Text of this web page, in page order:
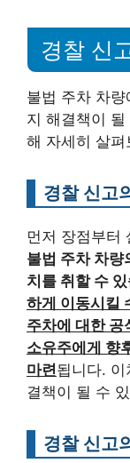
경찰 신
불법 주차 차
지 해결책이
해 자세히 살펴
경찰 신고
먼저 장점부터
불법 주차 차량
치를 취할 수
하게 이동시킬
주차에 대한 공
소유주에게 향
마련됩니다.
결책이 될 수
경찰 신고